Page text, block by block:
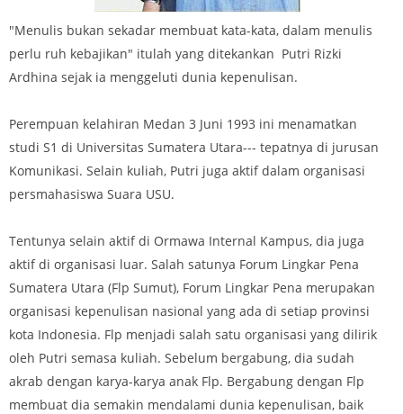
"Menulis bukan sekadar membuat kata-kata, dalam menulis
perlu ruh kebajikan" itulah yang ditekankan Putri Rizki
Ardhina sejak ia menggeluti dunia kepenulisan.
Perempuan kelahiran Medan 3 Juni 1993 ini menamatkan
studi S1 di Universitas Sumatera Utara--- tepatnya di jurusan
Komunikasi. Selain kuliah, Putri juga aktif dalam organisasi
persmahasiswa Suara USU.
Tentunya selain aktif di Ormawa Internal Kampus, dia juga
aktif di organisasi luar. Salah satunya Forum Lingkar Pena
Sumatera Utara (Flp Sumut), Forum Lingkar Pena merupakan
organisasi kepenulisan nasional yang ada di setiap provinsi
kota Indonesia. Flp menjadi salah satu organisasi yang dilirik
oleh Putri semasa kuliah. Sebelum bergabung, dia sudah
akrab dengan karya-karya anak Flp. Bergabung dengan Flp
membuat dia semakin mendalami dunia kepenulisan, baik